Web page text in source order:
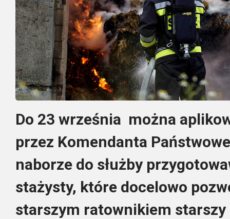
Do 23 września można
przez Komendanta
naborze do służby
stażysty, które docelowo
starszym ratownikiem